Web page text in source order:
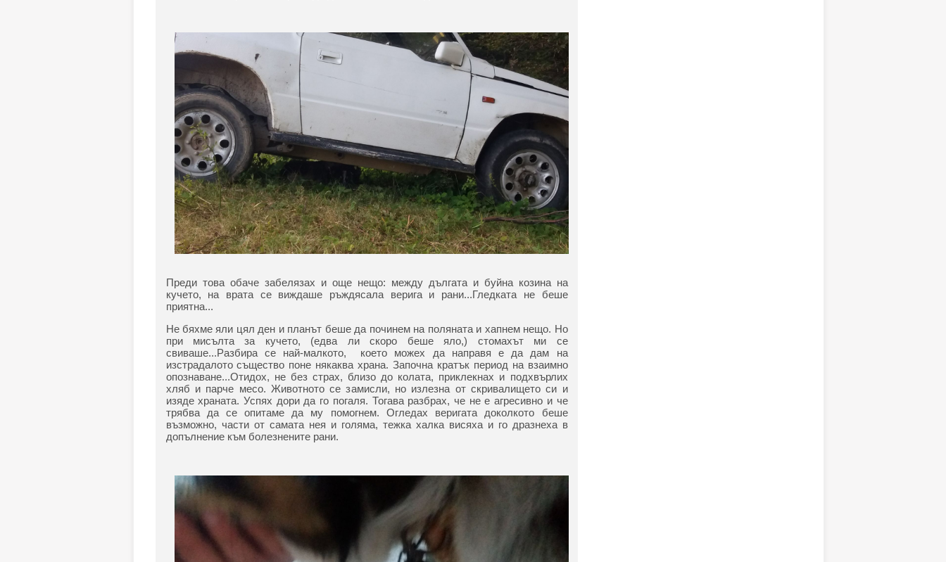
Преди това обаче забелязах и още нещо: между дългата и буйна козина на
кучето, на врата се виждаше ръждясала верига и рани...Гледката не беше
приятна...
Не бяхме яли цял ден и планът беше да починем на поляната и хапнем нещо. Но
при мисълта за кучето, (едва ли скоро беше яло,) стомахът ми се
свиваше...Разбира се най-малкото, което можех да направя е да дам на
изстрадалото същество поне някаква храна. Започна кратък период на взаимно
опознаване...Отидох, не без страх, близо до колата, приклекнах и подхвърлих
хляб и парче месо. Животното се замисли, но излезна от скривалището си и
изяде храната. Успях дори да го погаля. Тогава разбрах, че не е агресивно и че
трябва да се опитаме да му помогнем. Огледах веригата доколкото беше
възможно, части от самата нея и голяма, тежка халка висяха и го дразнеха в
допълнение към болезнените рани.